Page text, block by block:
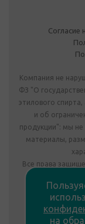
Согласие
Компания не
ФЗ "О
этилового
и об
продукции": мы
материалы,
Все права
Комплектация
Информация
на